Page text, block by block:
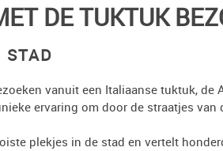
DE TUKTUK
vanuit een Italiaanse tuktuk,
ervaring om door de straatjes
plekjes in de stad en vertelt